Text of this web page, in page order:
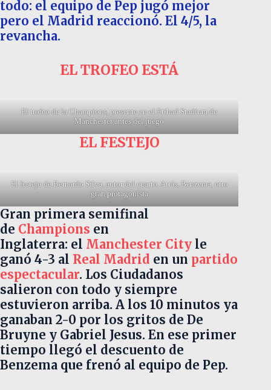
todo: el equipo de Pep jugó mejor
pero el Madrid reaccionó. El 4/5, la
revancha.
EL TROFEO ESTÁ
El trofeo de la Champions, presente en el Etihad Stadium de
Manchester antes del juego
EL FESTEJO
El festejo de Bernardo Silva, autor del cuarto. Atrás, Benzema, otro
gran protagonista
Gran primera semifinal
de Champions en
Inglaterra: el Manchester City le
ganó 4-3 al Real Madrid en un partido
espectacular. Los Ciudadanos
salieron con todo y siempre
estuvieron arriba. A los 10 minutos ya
ganaban 2-0 por los gritos de De
Bruyne y Gabriel Jesus. En ese primer
tiempo llegó el descuento de
Benzema que frenó al equipo de Pep.